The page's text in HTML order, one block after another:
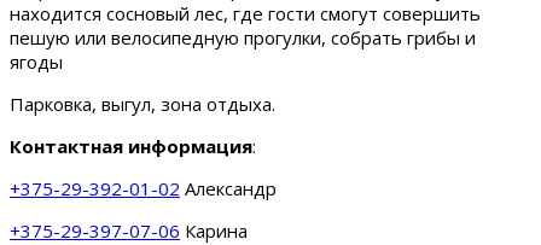
находится сосновый лес, где гости смогут совершить
пешую или велосипедную прогулки, собрать грибы и
ягоды
Парковка, выгул, зона отдыха.
Контактная информация:
+375-29-392-01-02 Александр
+375-29-397-07-06 Карина